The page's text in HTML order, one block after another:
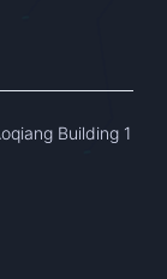
Building 1